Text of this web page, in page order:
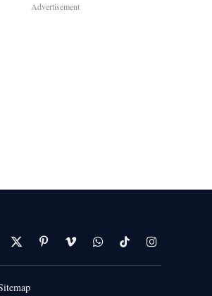
Advertisement
X
(Twitter)
PinterestVimeoWhatsAppTikTokInstagram